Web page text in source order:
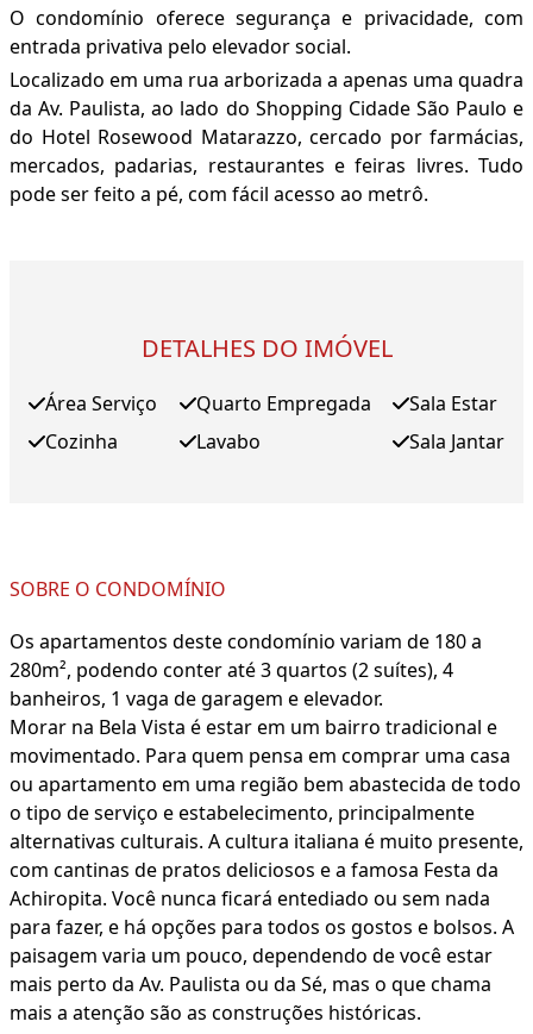
O condomínio oferece segurança e privacidade, com
entrada privativa pelo elevador social.
Localizado em uma rua arborizada a apenas uma quadra
da Av. Paulista, ao lado do Shopping Cidade São Paulo e
do Hotel Rosewood Matarazzo, cercado por farmácias,
mercados, padarias, restaurantes e feiras livres. Tudo
pode ser feito a pé, com fácil acesso ao metrô.
DETALHES DO IMÓVEL
Área Serviço
Cozinha
Quarto Empregada
Lavabo
Sala Estar
Sala Jantar
SOBRE O CONDOMÍNIO
Os apartamentos deste condomínio variam de 180 a
280m², podendo conter até 3 quartos (2 suítes), 4
banheiros, 1 vaga de garagem e elevador.
Morar na Bela Vista é estar em um bairro tradicional e
movimentado. Para quem pensa em comprar uma casa
ou apartamento em uma região bem abastecida de todo
o tipo de serviço e estabelecimento, principalmente
alternativas culturais. A cultura italiana é muito presente,
com cantinas de pratos deliciosos e a famosa Festa da
Achiropita. Você nunca ficará entediado ou sem nada
para fazer, e há opções para todos os gostos e bolsos. A
paisagem varia um pouco, dependendo de você estar
mais perto da Av. Paulista ou da Sé, mas o que chama
mais a atenção são as construções históricas.